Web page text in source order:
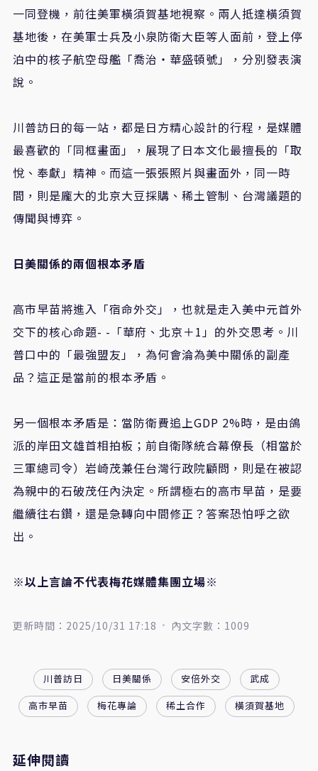
一同登機，前往美軍橫須賀基地視察。兩人抵達橫須賀
基地後，在美軍士兵及小泉防衛大臣等人面前，登上停
泊中的核子航空母艦「喬治‧華盛頓號」，分別發表演
說。
川普訪日的每一站，都是日方精心設計的行程，是媒體
最喜歡的「同框畫面」，展現了日本文化最擅長的「取
悅、奉獻」精神。而這一張張照片與畫面外，同一時
間，則是龐大的北京大豆採購、稀土管制、台灣議題的
傳聞與博弈。
日美關係的兩個根本矛盾
高市早苗將進入「宿命外交」，也就是走入美中元首外
交下的核心命題- -「華府、北京＋1」的外交思考。川
普口中的「最強盟友」，為何會淪為美中關係的副產
品？這正是當前的根本矛盾。
另一個根本矛盾是：當防衛費追上GDP 2%時，是由鴿
派的岸田文雄首相拍板；前自衛隊統合幕僚長（相當於
三軍總司令）岩崎茂兼任台灣行政院顧問，則是在被認
為親中的石破茂任內決定。所謂極右的高市早苗，是要
繼續往右鑽，還是急轉向中間修正？答案恐怕呼之欲
出。
※以上言論不代表梅花媒體集團立場※
更新時間：2025/10/31 17:18 內文字數：1009
川普訪日 日美關係 安倍外交
武成
高市早苗
梅花專論 稀土合作 橫須賀基地
延伸閱讀